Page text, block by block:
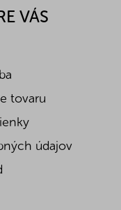
100
91VÁS
tovaru
údajov